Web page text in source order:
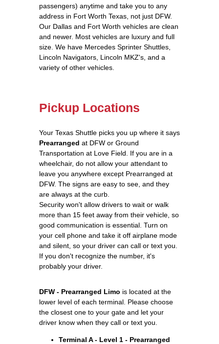
passengers) anytime and take you to any
address in Fort Worth Texas, not just DFW.
Our Dallas and Fort Worth vehicles are clean
and newer. Most vehicles are luxury and full
size. We have Mercedes Sprinter Shuttles,
Lincoln Navigators, Lincoln MKZ's, and a
variety of other vehicles.
Pickup Locations
Your Texas Shuttle picks you up where it says
Prearranged at DFW or Ground
Transportation at Love Field. If you are in a
wheelchair, do not allow your attendant to
leave you anywhere except Prearranged at
DFW. The signs are easy to see, and they
are always at the curb.
Security won't allow drivers to wait or walk
more than 15 feet away from their vehicle, so
good communication is essential. Turn on
your cell phone and take it off airplane mode
and silent, so your driver can call or text you.
If you don't recognize the number, it's
probably your driver.
DFW - Prearranged Limo is located at the
lower level of each terminal. Please choose
the closest one to your gate and let your
driver know when they call or text you.
Terminal A - Level 1 - Prearranged